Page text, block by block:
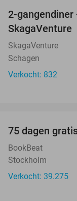
2-
SkagaVenture
SkagaVenture
Schagen
Verkocht: 832
75 dagen
BookBeat
Stockholm
Verkocht: 39.275